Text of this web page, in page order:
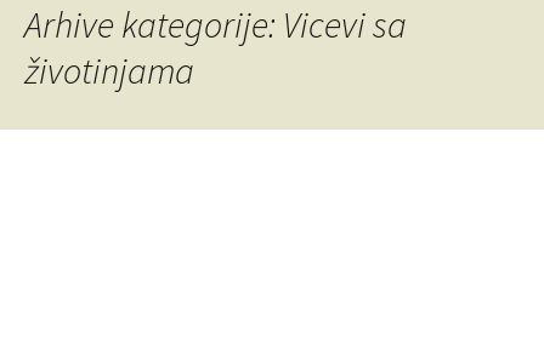
Arhive kategorije: Vicevi sa
životinjama